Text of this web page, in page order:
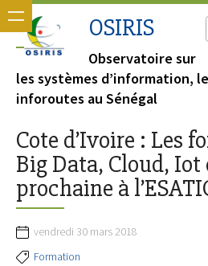
OSIRIS
Observatoire sur
les systèmes d’information,
inforoutes au Sénégal
Cote d’Ivoire : Les
Big Data, Cloud, Iot
prochaine à
vendredi 30 mars 2018
Formation